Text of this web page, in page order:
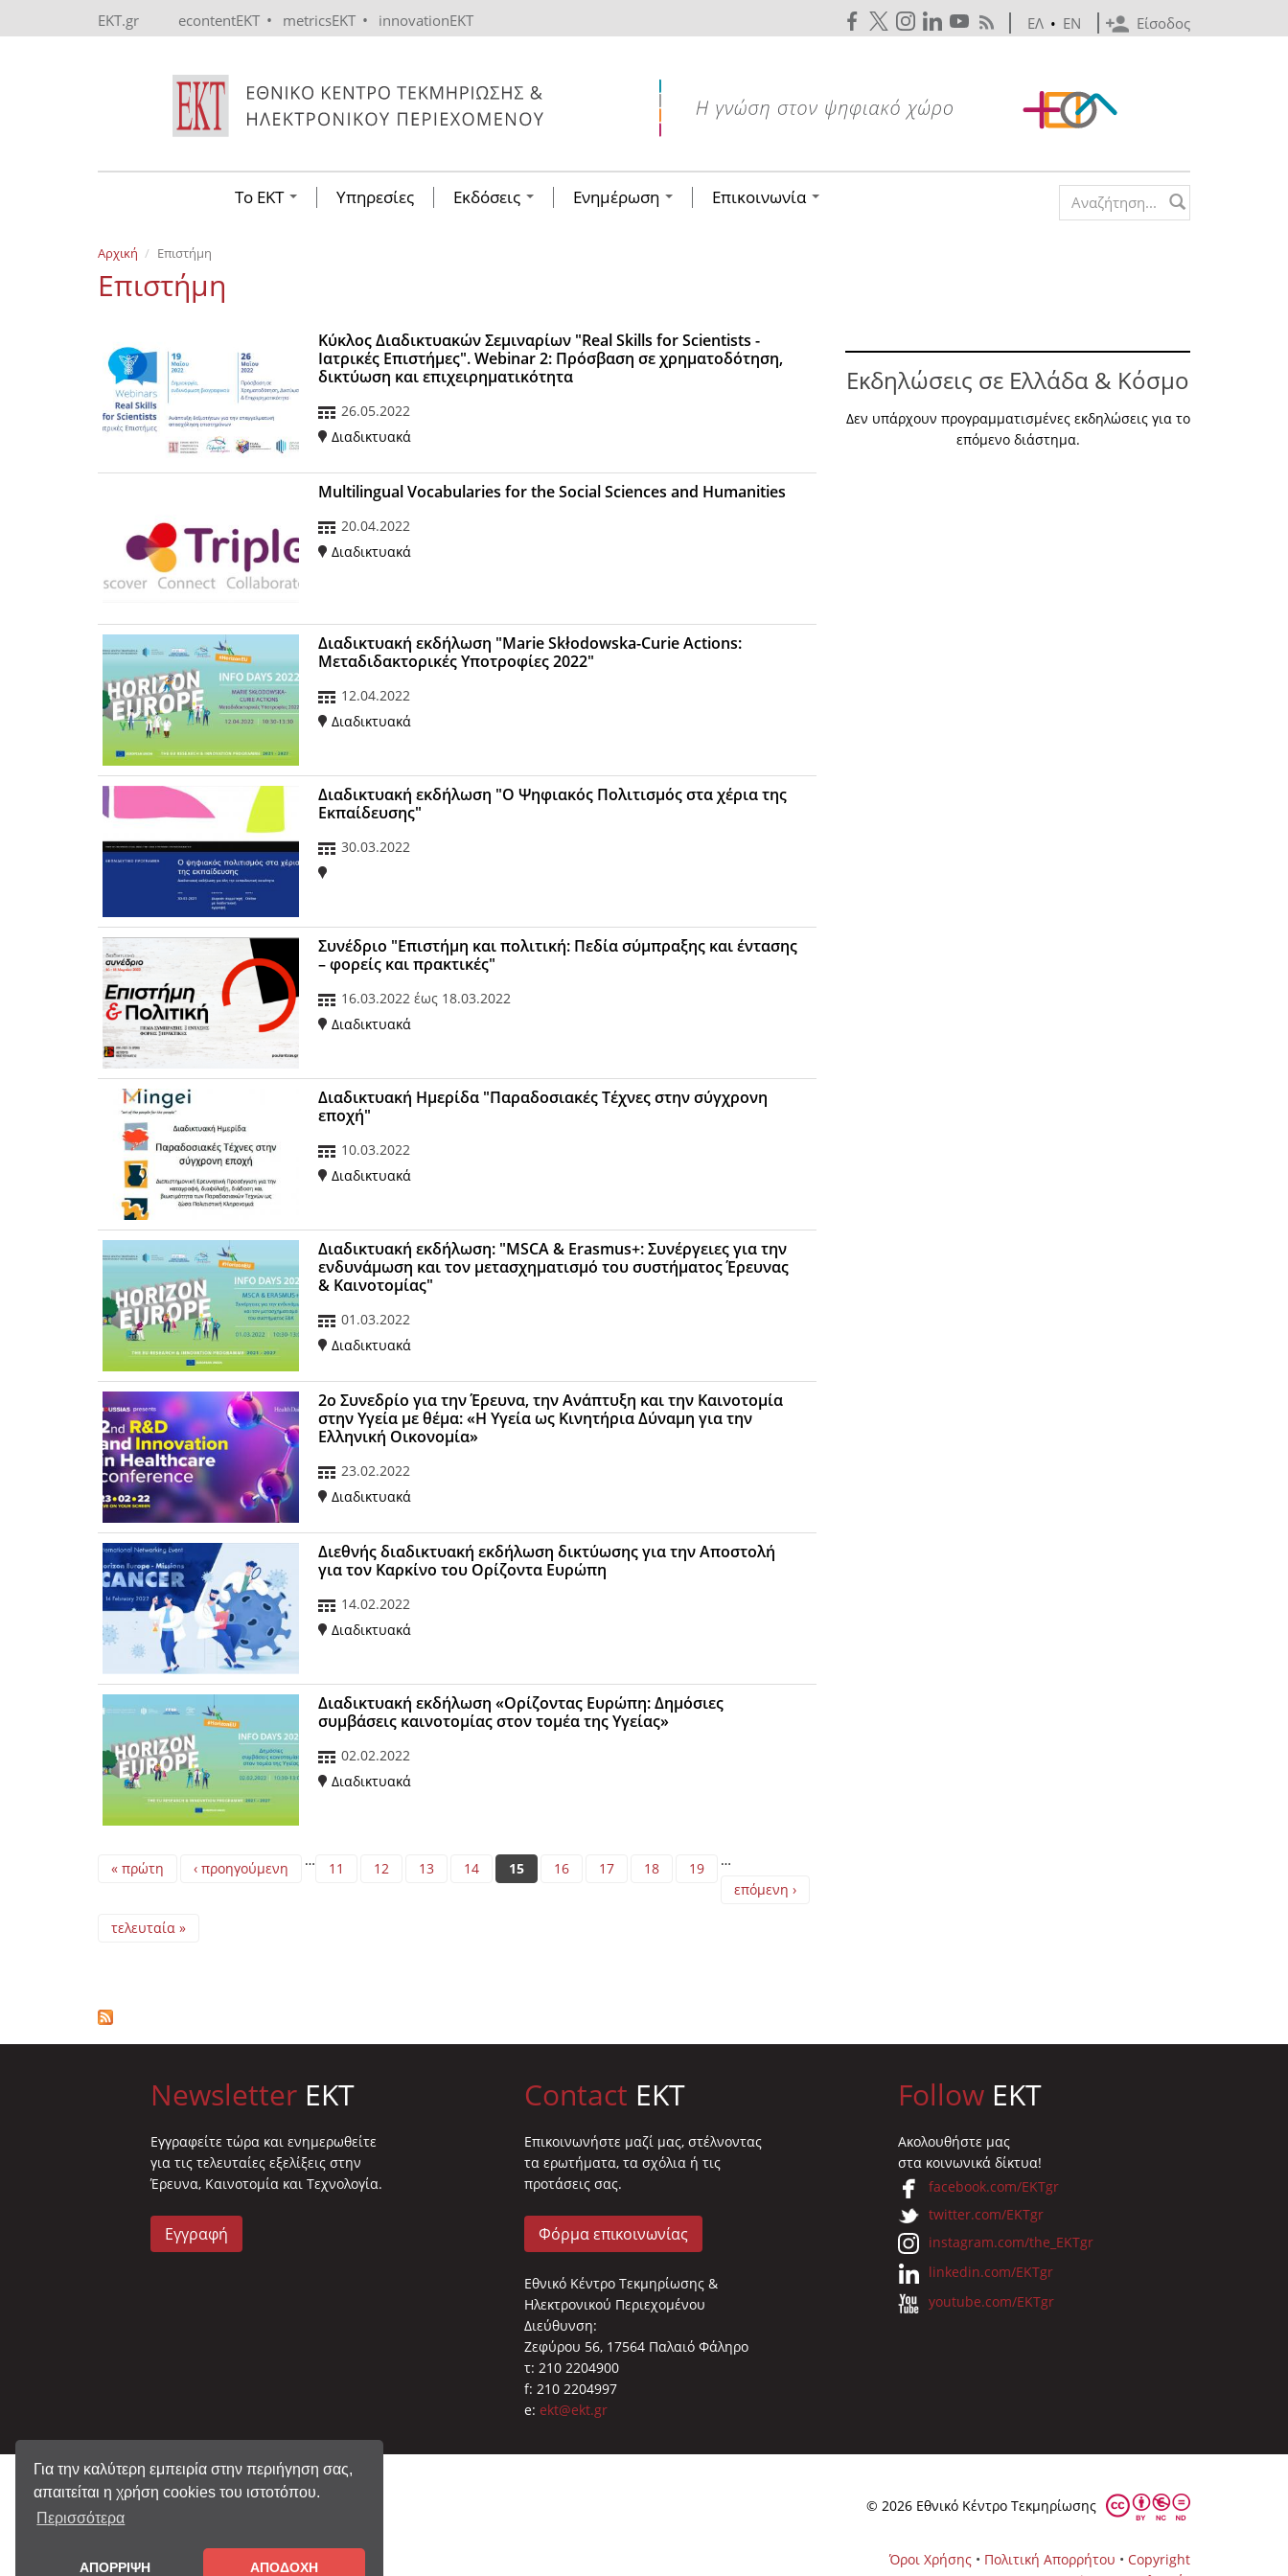
Για την καλύτερη εμπειρία στην περιήγηση σας,
απαιτείται η χρήση cookies του ιστοτόπου.
Περισσότερα
ΑΠΟΡΡΙΨΗ ΑΠΟΔΟΧΗ
EKT.gr econtentEKT • metricsEKT • innovationEKT Είσοδος
ΕΛ • EN
Το ΕΚΤ Υπηρεσίες Εκδόσεις Ενημέρωση Επικοινωνία Search form
Αρχική Επιστήμη
Επιστήμη
Κύκλος Διαδικτυακών Σεμιναρίων "Real Skills for Scientists -
Ιατρικές Επιστήμες". Webinar 2: Πρόσβαση σε χρηματοδότηση,
δικτύωση και επιχειρηματικότητα
26.05.2022
Διαδικτυακά
Multilingual Vocabularies for the Social Sciences and Humanities
20.04.2022
Διαδικτυακά
Διαδικτυακή εκδήλωση "Marie Skłodowska-Curie Actions:
Μεταδιδακτορικές Υποτροφίες 2022"
12.04.2022
Διαδικτυακά
Διαδικτυακή εκδήλωση "Ο Ψηφιακός Πολιτισμός στα χέρια της
Εκπαίδευσης"
30.03.2022
Συνέδριο "Επιστήμη και πολιτική: Πεδία σύμπραξης και έντασης
– φορείς και πρακτικές"
16.03.2022 έως 18.03.2022
Διαδικτυακά
Διαδικτυακή Ημερίδα "Παραδοσιακές Τέχνες στην σύγχρονη
εποχή"
10.03.2022
Διαδικτυακά
Διαδικτυακή εκδήλωση: "MSCA & Erasmus+: Συνέργειες για την
ενδυνάμωση και τον μετασχηματισμό του συστήματος Έρευνας
& Καινοτομίας"
01.03.2022
Διαδικτυακά
2ο Συνεδρίο για την Έρευνα, την Ανάπτυξη και την Καινοτομία
στην Υγεία με θέμα: «Η Υγεία ως Κινητήρια Δύναμη για την
Ελληνική Οικονομία»
23.02.2022
Διαδικτυακά
Διεθνής διαδικτυακή εκδήλωση δικτύωσης για την Αποστολή
για τον Καρκίνο του Ορίζοντα Ευρώπη
14.02.2022
Διαδικτυακά
Διαδικτυακή εκδήλωση «Ορίζοντας Ευρώπη: Δημόσιες
συμβάσεις καινοτομίας στον τομέα της Υγείας»
02.02.2022
Διαδικτυακά
Pages
« πρώτη ‹ προηγούμενη … 11 12 13 14 15 16 17 18 19
…
επόμενη ›
τελευταία »
Εκδηλώσεις σε Ελλάδα & Κόσμο
Δεν υπάρχουν προγραμματισμένες εκδηλώσεις για το
επόμενο διάστημα.
Newsletter EKT
Eγγραφείτε τώρα και ενημερωθείτε
για τις τελευταίες εξελίξεις στην
Έρευνα, Καινοτομία και Τεχνολογία.
Εγγραφή
Contact EKT
Επικοινωνήστε μαζί μας, στέλνοντας
τα ερωτήματα, τα σχόλια ή τις
προτάσεις σας.
Φόρμα επικοινωνίας
Εθνικό Κέντρο Τεκμηρίωσης &
Ηλεκτρονικού Περιεχομένου
Διεύθυνση:
Ζεφύρου 56, 17564 Παλαιό Φάληρο
τ: 210 2204900
f: 210 2204997
e: ekt@ekt.gr
Follow EKT
Ακολουθήστε μας
στα κοινωνικά δίκτυα!
facebook.com/EKTgr
twitter.com/EKTgr
instagram.com/the_EKTgr
linkedin.com/EKTgr
youtube.com/EKTgr
© 2026 Eθνικό Κέντρο Τεκμηρίωσης
Όροι Χρήσης • Πολιτική Απορρήτου • Copyright